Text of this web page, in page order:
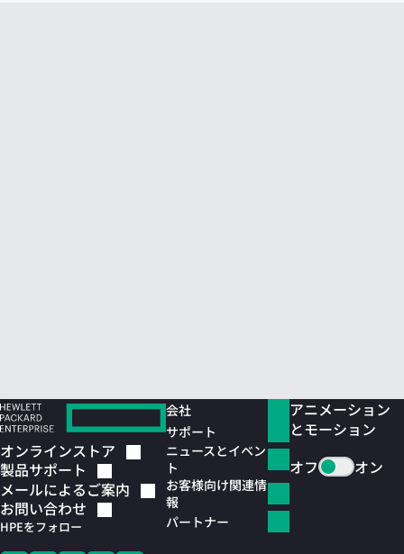
オンラインストア
製品サポート
メールによるご案内
お問い合わせ
HPEをフォロー
会社
サポート
ニュースとイベン
ト
お客様向け関連情
報
パートナー
アニメーション
とモーション
オフ
オン